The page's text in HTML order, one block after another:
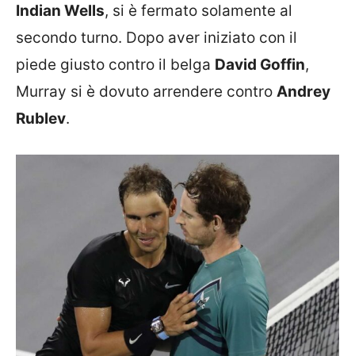
Indian Wells, si è fermato solamente al
secondo turno. Dopo aver iniziato con il
piede giusto contro il belga David Goffin,
Murray si è dovuto arrendere contro Andrey
Rublev.